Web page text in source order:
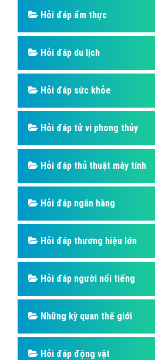
Hỏi đáp ẩm thực
Hỏi đáp du lịch
Hỏi đáp sức khỏe
Hỏi đáp tử vi phong thủy
Hỏi đáp thủ thuật máy tính
Hỏi đáp ngân hàng
Hỏi đáp thương hiệu lớn
Hỏi đáp người nổi tiếng
Những kỳ quan thế giới
Hỏi đáp động vật